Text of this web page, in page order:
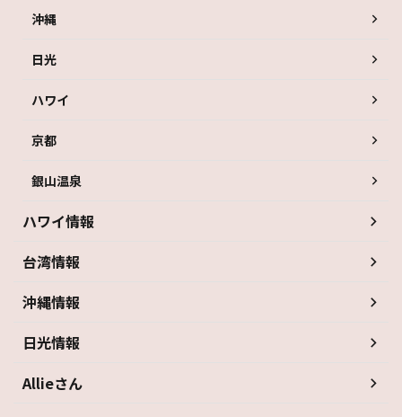
沖縄
日光
ハワイ
京都
銀山温泉
ハワイ情報
台湾情報
沖縄情報
日光情報
Allieさん